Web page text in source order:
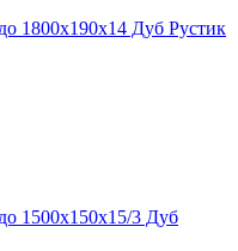
1800х190х14 Дуб Рустик
1500х150х15/3 Дуб